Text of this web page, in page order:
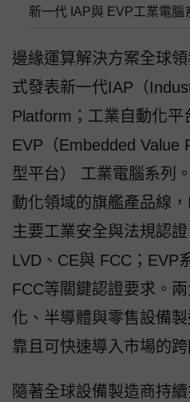
新一代 IAP與 EVP工業電腦
邊緣運算解決方案全球
式發表新一代IAP（
Platform；工業自動化平
EVP（Embedded Value
型平台） 工業電腦系列
動化領域的旗艦產品線
主要工業安全與法規認
LVD、CE與 FCC；EVP
FCC等關鍵認證要求。
化、半導體與零售設備
靠且可快速導入市場的跨
隨著全球設備製造商持